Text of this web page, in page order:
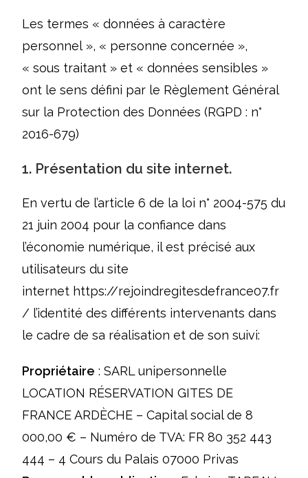
Les termes « données à caractère
personnel », « personne concernée »,
« sous traitant » et « données sensibles »
ont le sens défini par le Règlement Général
sur la Protection des Données (RGPD : n°
2016-679)
1. Présentation du site internet.
En vertu de l’article 6 de la loi n° 2004-575 du
21 juin 2004 pour la confiance dans
l’économie numérique, il est précisé aux
utilisateurs du site
internet https://rejoindregitesdefrance07.fr
/ l’identité des différents intervenants dans
le cadre de sa réalisation et de son suivi:
Propriétaire : SARL unipersonnelle
LOCATION RÉSERVATION GITES DE
FRANCE ARDÈCHE – Capital social de 8
000,00 € – Numéro de TVA: FR 80 352 443
444 – 4 Cours du Palais 07000 Privas